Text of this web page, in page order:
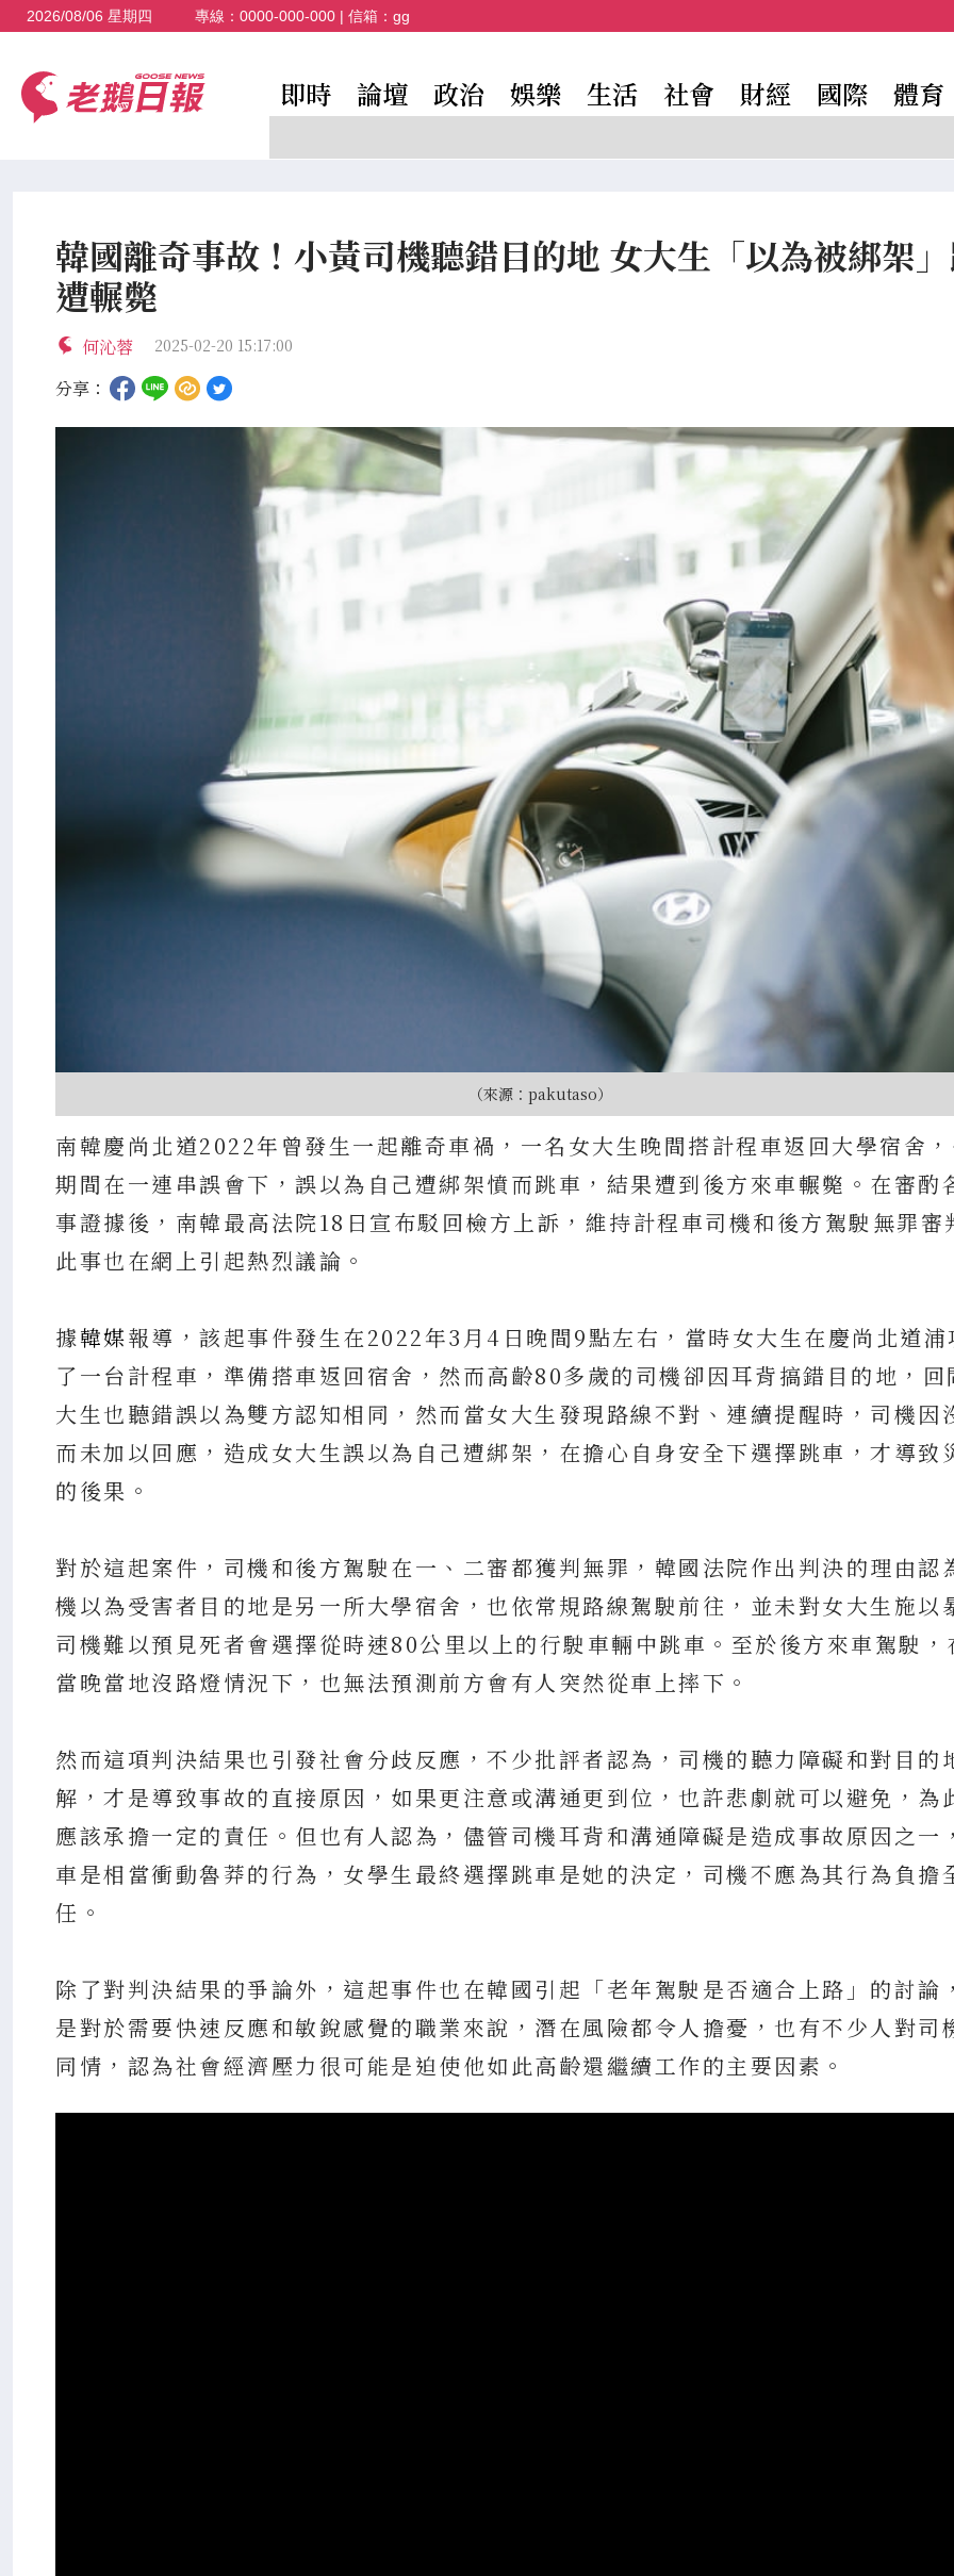
2026/08/06 星期四 專線： 0000-000-000 | 信箱： gg
即時 論壇 政治 娛樂 生活 社會 財經 國際 體育
韓國離奇事故！小黃司機聽錯目的地 女大生「以為被綁架
遭輾斃
何沁蓉 2025-02-20 15:17:00
分享：
（來源：pakutaso）
南韓慶尚北道2022年曾發生一起離奇車禍，一名女大生晚間搭計程車返回大學宿舍
期間在一連串誤會下，誤以為自己遭綁架憤而跳車，結果遭到後方來車輾斃。在審酌
事證據後，南韓最高法院18日宣布駁回檢方上訴，維持計程車司機和後方駕駛無罪審
此事也在網上引起熱烈議論。
據韓媒報導，該起事件發生在2022年3月4日晚間9點左右，當時女大生在慶尚北道浦
了一台計程車，準備搭車返回宿舍，然而高齡80多歲的司機卻因耳背搞錯目的地，回
大生也聽錯誤以為雙方認知相同，然而當女大生發現路線不對、連續提醒時，司機因
而未加以回應，造成女大生誤以為自己遭綁架，在擔心自身安全下選擇跳車，才導致
的後果。
對於這起案件，司機和後方駕駛在一、二審都獲判無罪，韓國法院作出判決的理由認
機以為受害者目的地是另一所大學宿舍，也依常規路線駕駛前往，並未對女大生施以
司機難以預見死者會選擇從時速80公里以上的行駛車輛中跳車。至於後方來車駕駛，
當晚當地沒路燈情況下，也無法預測前方會有人突然從車上摔下。
然而這項判決結果也引發社會分歧反應，不少批評者認為，司機的聽力障礙和對目的
解，才是導致事故的直接原因，如果更注意或溝通更到位，也許悲劇就可以避免，為
應該承擔一定的責任。但也有人認為，儘管司機耳背和溝通障礙是造成事故原因之一
車是相當衝動魯莽的行為，女學生最終選擇跳車是她的決定，司機不應為其行為負擔
任。
除了對判決結果的爭論外，這起事件也在韓國引起「老年駕駛是否適合上路」的討論
是對於需要快速反應和敏銳感覺的職業來說，潛在風險都令人擔憂，也有不少人對司
同情，認為社會經濟壓力很可能是迫使他如此高齡還繼續工作的主要因素。